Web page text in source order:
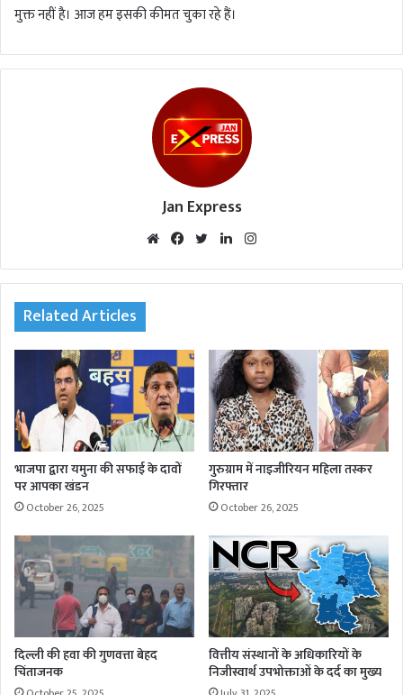
मुक्त नहीं है। आज हम इसकी कीमत चुका रहे हैं।
Jan Express
We
te
Fac
oo
Twi
r
Lin
In am
Related Articles
भाजपा द्वारा यमुना की सफाई के दावों
पर आपका खंडन
October 26, 2025
गुरुग्राम में नाइजीरियन महिला तस्कर
गिरफ्तार
October 26, 2025
दिल्ली की हवा की गुणवत्ता बेहद
चिंताजनक
वित्तीय संस्थानों के अधिकारियों के
निजीस्वार्थ उपभोक्ताओं के दर्द का मुख्य